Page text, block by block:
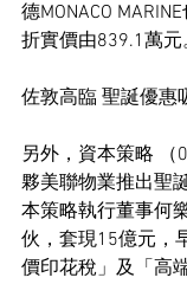
德MONACO
折實價由839.1萬元
佐敦高臨 聖誕優惠
另外，資本策略 （
夥美聯物業推出聖
本策略執行董事何
伙，套現15億元，
價印花稅」及「高